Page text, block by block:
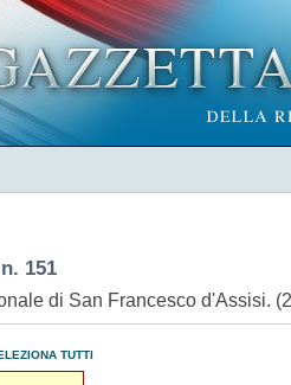
151
di San Francesco d'Assisi.
TUTTI